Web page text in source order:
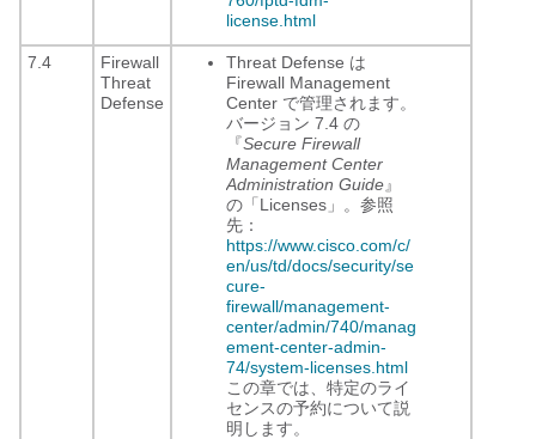
license.html
7.4
Firewall
Threat
Defense
Threat Defense は
Firewall Management
Center で管理されます。
バージョン 7.4 の
『Secure Firewall
Management Center
Administration Guide』
の「Licenses」。参照
先：
https://www.cisco.com/c/
en/us/td/docs/security/se
cure-
firewall/management-
center/admin/740/manag
ement-center-admin-
74/system-licenses.html
この章では、特定のライ
センスの予約について説
明します。